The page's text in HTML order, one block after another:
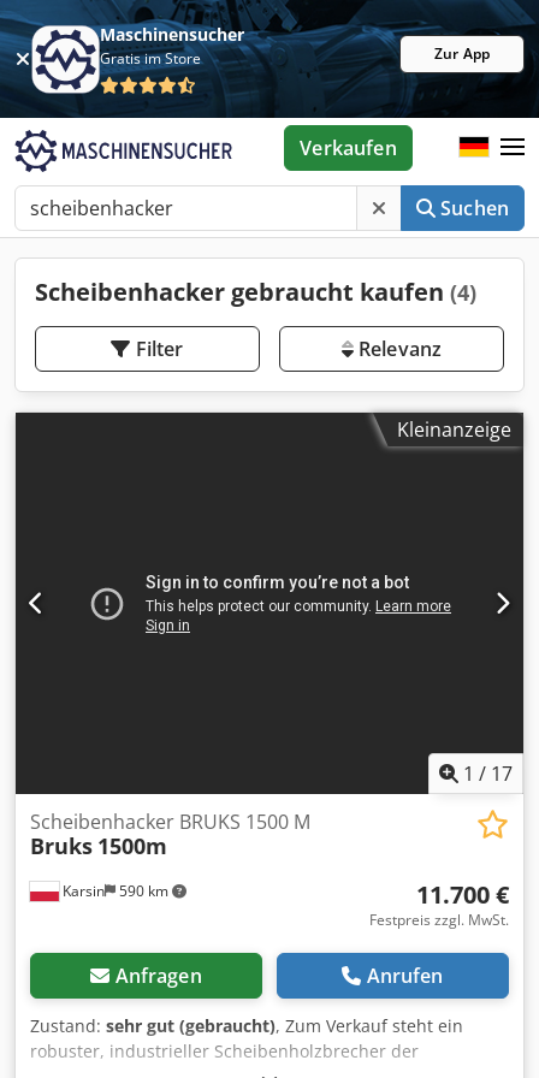
Maschinensucher
Gratis im Store Zur App
Suchen
Verkaufen
Scheibenhacker gebraucht kaufen (4)
Filter Relevanz
Kleinanzeige
1 / 17
Karsin 590 km
Scheibenhacker BRUKS 1500 M
Bruks 1500m
11.700 €
Festpreis zzgl. MwSt.
Anfragen Anrufen
Zustand: sehr gut (gebraucht), Zum Verkauf steht ein
robuster, industrieller Scheibenholzbrecher der